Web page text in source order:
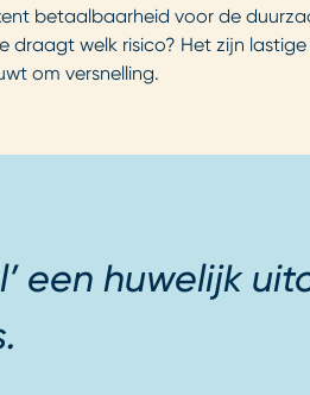
betaalbaarheid voor de
welk risico? Het zijn
om versnelling.
een huwelijk